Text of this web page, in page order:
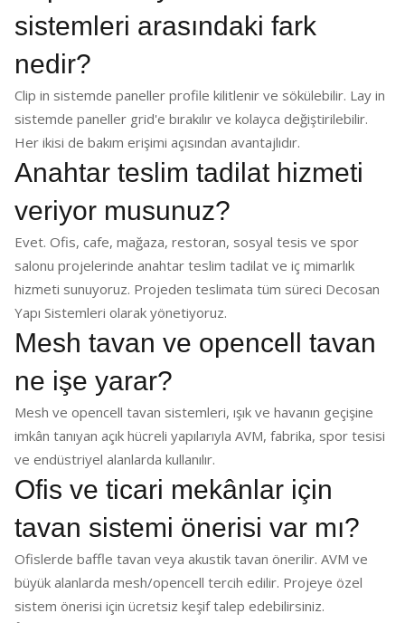
sistemleri arasındaki fark
nedir?
Clip in sistemde paneller profile kilitlenir ve sökülebilir. Lay in
sistemde paneller grid'e bırakılır ve kolayca değiştirilebilir.
Her ikisi de bakım erişimi açısından avantajlıdır.
Anahtar teslim tadilat hizmeti
veriyor musunuz?
Evet. Ofis, cafe, mağaza, restoran, sosyal tesis ve spor
salonu projelerinde anahtar teslim tadilat ve iç mimarlık
hizmeti sunuyoruz. Projeden teslimata tüm süreci Decosan
Yapı Sistemleri olarak yönetiyoruz.
Mesh tavan ve opencell tavan
ne işe yarar?
Mesh ve opencell tavan sistemleri, ışık ve havanın geçişine
imkân tanıyan açık hücreli yapılarıyla AVM, fabrika, spor tesisi
ve endüstriyel alanlarda kullanılır.
Ofis ve ticari mekânlar için
tavan sistemi önerisi var mı?
Ofislerde baffle tavan veya akustik tavan önerilir. AVM ve
büyük alanlarda mesh/opencell tercih edilir. Projeye özel
sistem önerisi için ücretsiz keşif talep edebilirsiniz.